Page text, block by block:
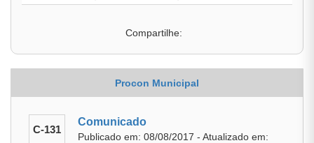
Compartilhe:
Procon Municipal
C-131
Comunicado
Publicado em: 08/08/2017 - Atualizado em: